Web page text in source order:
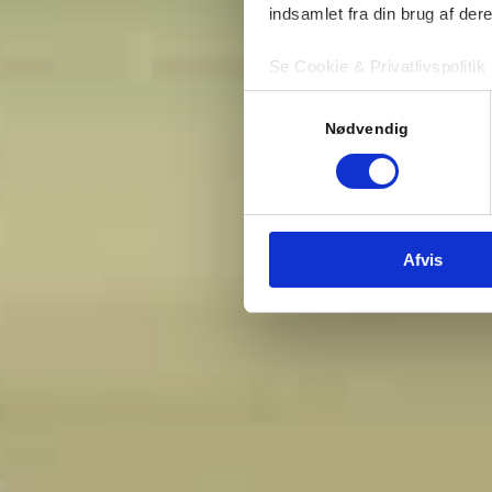
indsamlet fra din brug af
Se Cookie & Privatlivspolitik
Nødvendig
Afvis
Vores